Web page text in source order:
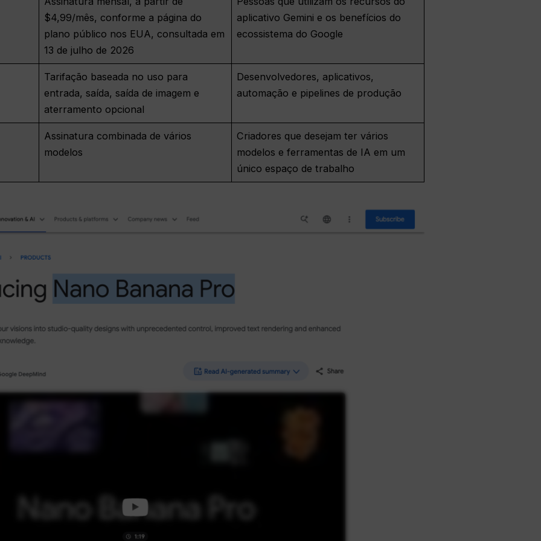
$4,99/mês, conforme a página do
plano público nos EUA, consultada em
13 de julho de 2026
aplicativo Gemini e os benefícios do
ecossistema do Google
Tarifação baseada no uso para
entrada, saída, saída de imagem e
aterramento opcional
Desenvolvedores, aplicativos,
automação e pipelines de produção
Assinatura combinada de vários
modelos
Criadores que desejam ter vários
modelos e ferramentas de IA em um
único espaço de trabalho